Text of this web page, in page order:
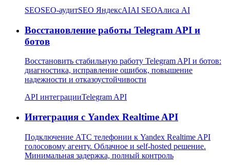
SEOSEO-аудитSEO ЯндексAIAI SEOАлиса AI
Восстановление работы Telegram API и
ботов
Восстановить стабильную работу Telegram API и ботов:
диагностика, исправление ошибок, повышение
надежности и отказоустойчивости
API интеграцииTelegram API
Интеграция с Yandex Realtime API
Подключение АТС телефонии к Yandex Realtime API
голосовому агенту. Облачное и self-hosted решение.
Минимальная задержка, полный контроль